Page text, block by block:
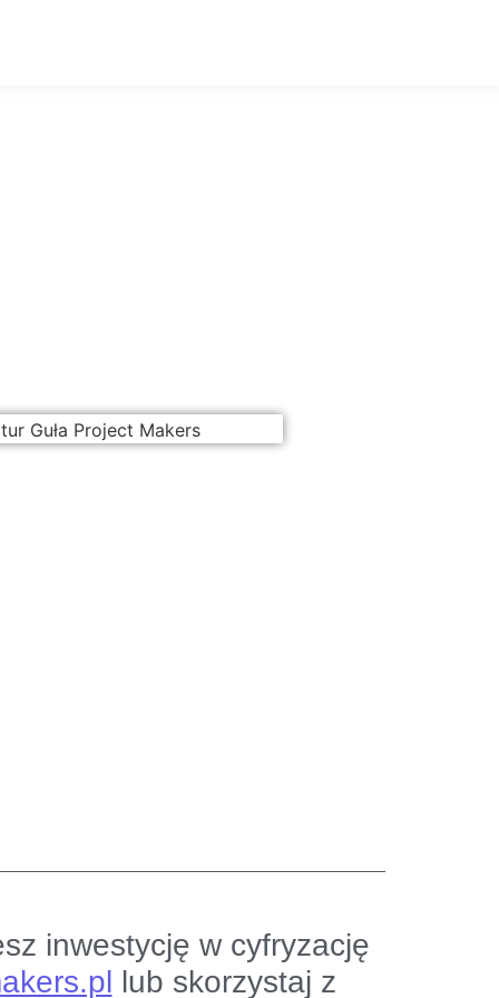
inwestycję w cyfryzację
lub skorzystaj z